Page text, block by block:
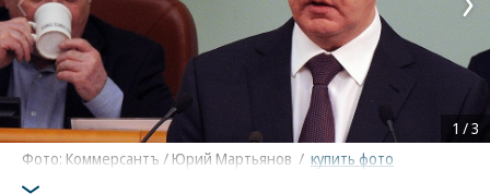
Фото: Коммерсантъ / Юрий Мартьянов / купить фото
1 /3